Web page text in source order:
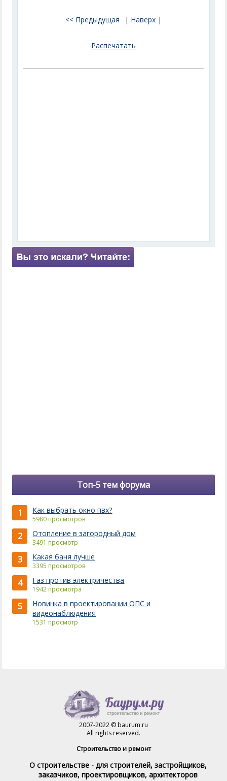
<< Предыдущая | Наверх|
Распечатать
Топ-5 тем форума
1 Как выбрать окно пвх?
5980 просмотров
2 Отопление в загородный дом
3491 просмотр
3 Какая баня лучше
3395 просмотров
4 Газ против электричества
1942 просмотра
5
Новинка в проектировании ОПС и
видеонаблюдения
1531 просмотр
2007-2022 © baurum.ru
All rights reserved.
Строительство и ремонт
О строительстве - для строителей, застройщиков,
заказчиков, проектировщиков, архитекторов